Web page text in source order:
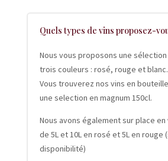
Quels types de vins proposez-
Nous vous proposons une
trois couleurs : rosé, rouge et blanc.
Vous trouverez nos vins en
une selection en magnum 150cl.
Nous avons également sur place
de 5L et 10L en rosé et 5L en rouge
disponibilité)